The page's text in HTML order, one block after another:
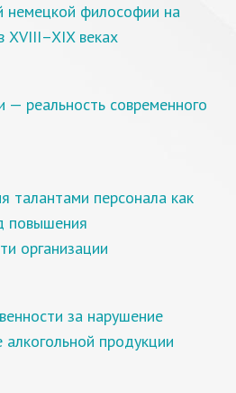
немецкой философии на
XVIII–XIX веках
— реальность современного
талантами персонала как
повышения
организации
за нарушение
продукции